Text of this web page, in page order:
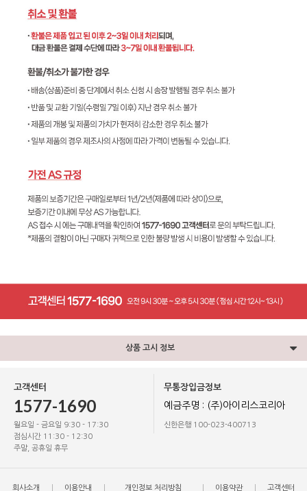
상품 고시 정보
고객센터
1577-1690
월요일 - 금요일 9:30 - 17:30
점심시간 11:30 - 12:30
주말, 공휴일 휴무
무통장입금정보
예금주명 : (주)아이리스코리아
신한은행 100-023-400713
회사소개 이용안내 개인정보 처리방침 이용약관 고객센터